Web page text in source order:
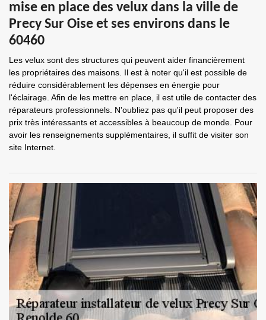
mise en place des velux dans la ville de
Precy Sur Oise et ses environs dans le
60460
Les velux sont des structures qui peuvent aider financièrement
les propriétaires des maisons. Il est à noter qu'il est possible de
réduire considérablement les dépenses en énergie pour
l'éclairage. Afin de les mettre en place, il est utile de contacter des
réparateurs professionnels. N'oubliez pas qu'il peut proposer des
prix très intéressants et accessibles à beaucoup de monde. Pour
avoir les renseignements supplémentaires, il suffit de visiter son
site Internet.